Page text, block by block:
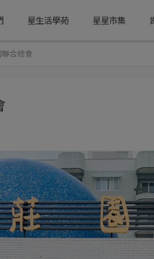
星生活學苑 星星市集
合總會